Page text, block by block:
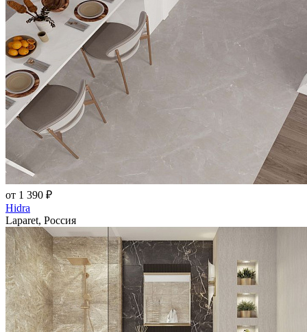
от 1 390 ₽
Hidra
Laparet, Россия